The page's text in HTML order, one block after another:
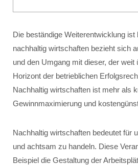
Die beständige Weiterentwicklung ist
nachhaltig wirtschaften bezieht sich
und den Umgang mit dieser, der weit
Horizont der betrieblichen
Nachhaltig wirtschaften ist mehr als
Gewinnmaximierung und
Nachhaltig wirtschaften bedeutet für
und achtsam zu handeln. Diese
Beispiel die Gestaltung der